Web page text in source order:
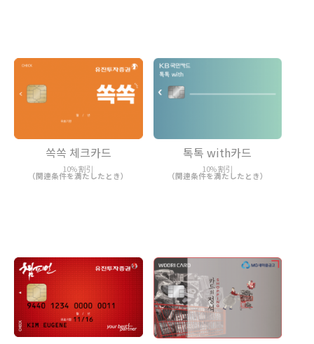
쏙쏙 체크카드
10% 割引
（関連条件を満たしたとき）
톡톡 with카드
10% 割引
（関連条件を満たしたとき）